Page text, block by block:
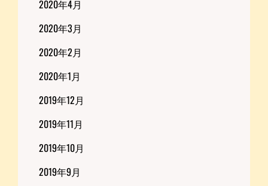
2020年4月
2020年3月
2020年2月
2020年1月
2019年12月
2019年11月
2019年10月
2019年9月